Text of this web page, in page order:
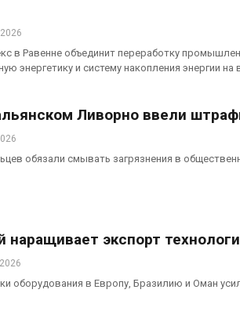
в Равенне объединит переработку
энергетику и систему накопления энергии на
Ливорно ввели
обязали смывать загрязнения в
наращивает экспорт
оборудования в Европу, Бразилию и Оман